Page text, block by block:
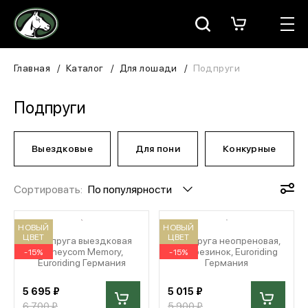
Москва
Для лошади
ЗООТОВАРЫ
Для собаки
Сувениры/Подарки
БРЕНДЫ
Главная Каталог Для лошади Подпруги
Подпруги
Выездковые Для пони Конкурные
Сортировать: По популярности
НОВЫЙ
ЦВЕТ
-15%
Подпруга выездковая
Honeycom Memory,
Euroriding Германия
5 695 ₽
6 700 ₽
НОВЫЙ
ЦВЕТ
-15%
Подпруга неопреновая,
без резинок, Euroriding
Германия
5 015 ₽
5 900 ₽